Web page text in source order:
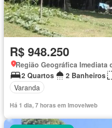
R$ 948.250
2 Quartos
2 Banheiros
Varanda
Há 1 dia, 7 horas em Imovelweb